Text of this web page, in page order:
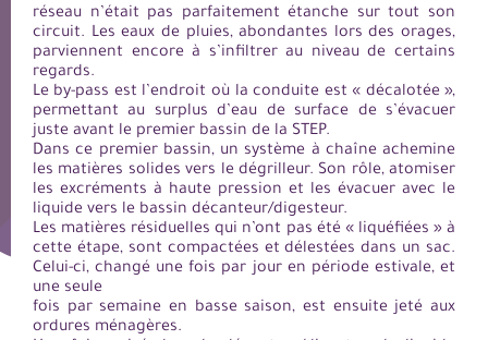
réseau n’était pas parfaitement étanche sur tout son
circuit. Les eaux de pluies, abondantes lors des orages,
parviennent encore à s’infiltrer au niveau de certains
regards.
Le by-pass est l’endroit où la conduite est « décalotée »,
permettant au surplus d’eau de surface de s’évacuer
juste avant le premier bassin de la STEP.
Dans ce premier bassin, un système à chaîne achemine
les matières solides vers le dégrilleur. Son rôle, atomiser
les excréments à haute pression et les évacuer avec le
liquide vers le bassin décanteur/digesteur.
Les matières résiduelles qui n’ont pas été « liquéfiées » à
cette étape, sont compactées et délestées dans un sac.
Celui-ci, changé une fois par jour en période estivale, et
une seule
fois par semaine en basse saison, est ensuite jeté aux
ordures ménagères.